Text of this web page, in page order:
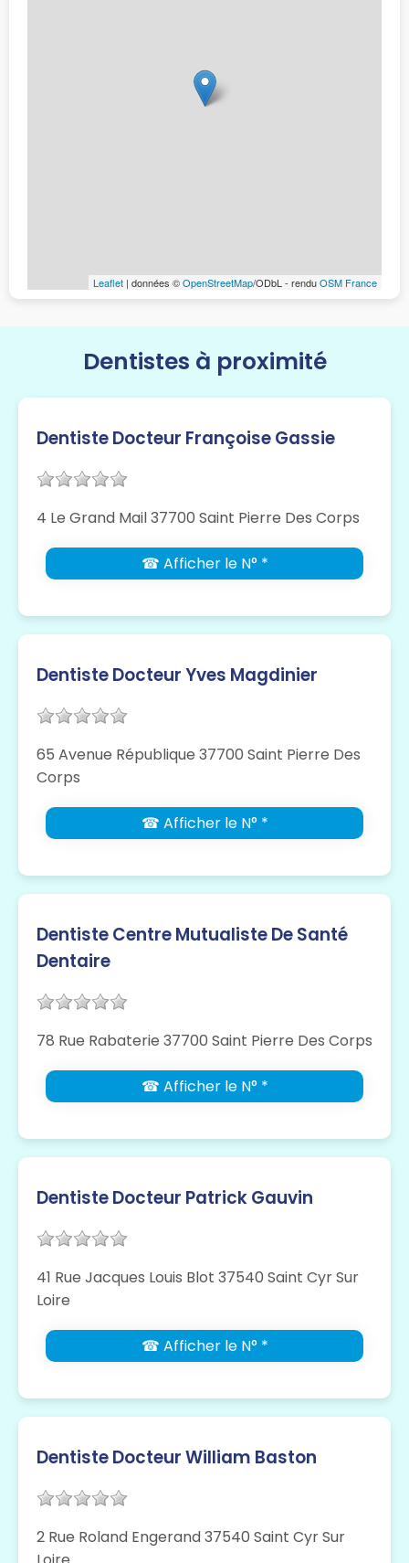
Leaflet | données ©OpenStreetMap/ODbL - renduOSM France
Dentistes à proximité
Dentiste Docteur Françoise Gassie
4 Le Grand Mail 37700 Saint Pierre Des Corps
☎ Afficher le N° *
Dentiste Docteur Yves Magdinier
65 Avenue République 37700 Saint Pierre Des
Corps
☎ Afficher le N° *
Dentiste Centre Mutualiste De Santé
Dentaire
78 Rue Rabaterie 37700 Saint Pierre Des Corps
☎ Afficher le N° *
Dentiste Docteur Patrick Gauvin
41 Rue Jacques Louis Blot 37540 Saint Cyr Sur
Loire
☎ Afficher le N° *
Dentiste Docteur William Baston
2 Rue Roland Engerand 37540 Saint Cyr Sur